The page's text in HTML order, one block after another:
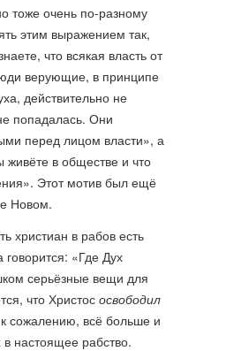
тоже очень по-разному
этим выражением так,
что всякая власть от
верующие, в принципе
действительно не
попадалась. Они
перед лицом власти», а
в обществе и что
Этот мотив был ещё
Новом.
христиан в рабов есть
«Где Дух
серьёзные вещи для
что Христос освободил
сожалению, всё больше и
настоящее рабство.